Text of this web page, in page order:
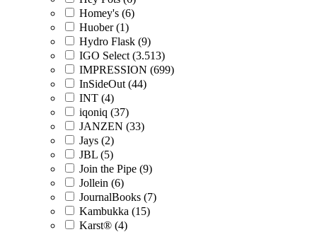
Homey's (6)
Huober (1)
Hydro Flask (9)
IGO Select (3.513)
IMPRESSION (699)
InSideOut (44)
INT (4)
iqoniq (37)
JANZEN (33)
Jays (2)
JBL (5)
Join the Pipe (9)
Jollein (6)
JournalBooks (7)
Kambukka (15)
Karst® (4)